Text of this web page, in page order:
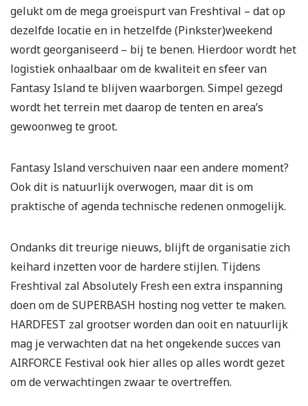
gelukt om de mega groeispurt van Freshtival – dat op
dezelfde locatie en in hetzelfde (Pinkster)weekend
wordt georganiseerd – bij te benen. Hierdoor wordt het
logistiek onhaalbaar om de kwaliteit en sfeer van
Fantasy Island te blijven waarborgen. Simpel gezegd
wordt het terrein met daarop de tenten en area’s
gewoonweg te groot.
Fantasy Island verschuiven naar een andere moment?
Ook dit is natuurlijk overwogen, maar dit is om
praktische of agenda technische redenen onmogelijk.
Ondanks dit treurige nieuws, blijft de organisatie zich
keihard inzetten voor de hardere stijlen. Tijdens
Freshtival zal Absolutely Fresh een extra inspanning
doen om de SUPERBASH hosting nog vetter te maken.
HARDFEST zal grootser worden dan ooit en natuurlijk
mag je verwachten dat na het ongekende succes van
AIRFORCE Festival ook hier alles op alles wordt gezet
om de verwachtingen zwaar te overtreffen.